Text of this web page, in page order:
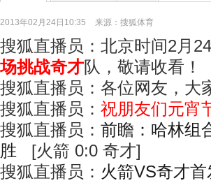
2013年02月24日10:35 来源： 搜狐体育
搜狐直播员：北京时间2月
场挑战奇才队，敬请收看
搜狐直播员：各位网友，
搜狐直播员： 祝朋友们元宵
搜狐直播员： 前瞻：哈林组
胜
[火箭 0:0 奇才]
搜狐直播员： 火箭VS奇才